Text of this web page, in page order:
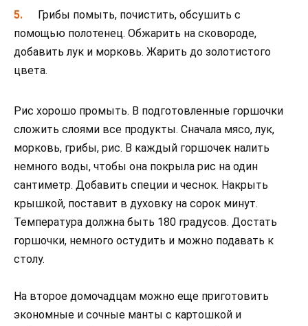
Грибы помыть, почистить, обсушить с
помощью полотенец. Обжарить на сковороде,
добавить лук и морковь. Жарить до золотистого
цвета.
Рис хорошо промыть. В подготовленные горшочки
сложить слоями все продукты. Сначала мясо, лук,
морковь, грибы, рис. В каждый горшочек налить
немного воды, чтобы она покрыла рис на один
сантиметр. Добавить специи и чеснок. Накрыть
крышкой, поставит в духовку на сорок минут.
Температура должна быть 180 градусов. Достать
горшочки, немного остудить и можно подавать к
столу.
На второе домочадцам можно еще приготовить
экономные и сочные манты с картошкой и